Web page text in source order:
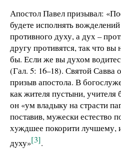
Апостол Павел призывал:
будете исполнять
противного духу, а дух –
другу противятся, так что вы
бы. Если же вы духом
(Гал. 5: 16–18). Святой Савва
призыв апостола. В
как жителя пустыни, учителя
он «ум владыку на страсти
постaвив, мyжески естество
хyждшее покорити лyчшему,
дyху»[3].